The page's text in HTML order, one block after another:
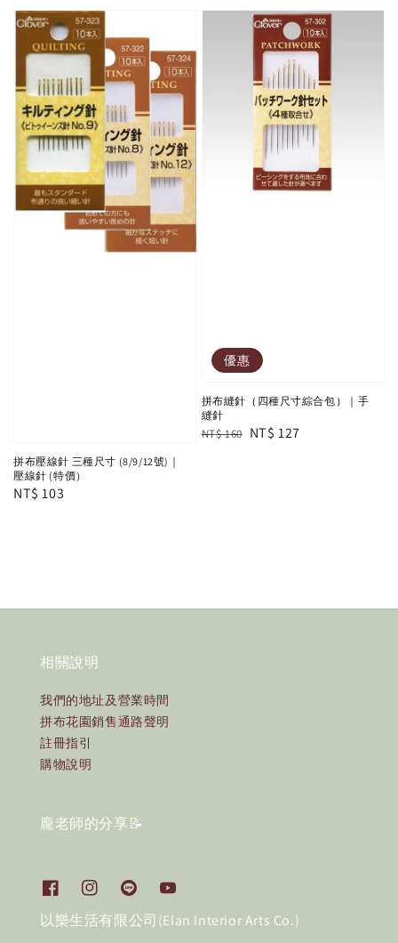
拼布壓線針 三種尺寸 (8/9/12號)｜
壓線針 (特價）
Regular
NT$ 103
優惠
拼布縫針（四種尺寸綜合包）｜手
縫針
Regular
NT$ 160 Sale
NT$ 127
相關說明
我們的地址及營業時間
拼布花園銷售通路聲明
註冊指引
購物說明
龐老師的分享📝
以樂生活有限公司(Elan Interior Arts Co.)